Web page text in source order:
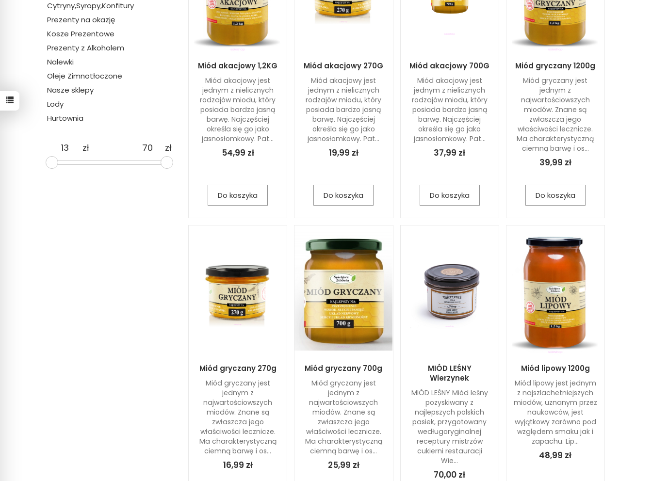
Miód akacjowy 1,2KG
Miód akacjowy jest
jednym z nielicznych
rodzajów miodu, który
posiada bardzo jasną
barwę. Najczęściej
określa się go jako
jasnosłomkowy. Pat...
54,99 zł
Do koszyka
Miód akacjowy 270G
Miód akacjowy jest
jednym z nielicznych
rodzajów miodu, który
posiada bardzo jasną
barwę. Najczęściej
określa się go jako
jasnosłomkowy. Pat...
19,99 zł
Do koszyka
Miód akacjowy 700G
Miód akacjowy jest
jednym z nielicznych
rodzajów miodu, który
posiada bardzo jasną
barwę. Najczęściej
określa się go jako
jasnosłomkowy. Pat...
37,99 zł
Do koszyka
Miód gryczany 1200g
Miód gryczany jest
jednym z
najwartościowszych
miodów. Znane są
zwłaszcza jego
właściwości lecznicze.
Ma charakterystyczną
ciemną barwę i os...
39,99 zł
Do koszyka
Miód gryczany 270g
Miód gryczany jest
jednym z
najwartościowszych
miodów. Znane są
zwłaszcza jego
właściwości lecznicze.
Ma charakterystyczną
ciemną barwę i os...
16,99 zł
Miód gryczany 700g
Miód gryczany jest
jednym z
najwartościowszych
miodów. Znane są
zwłaszcza jego
właściwości lecznicze.
Ma charakterystyczną
ciemną barwę i os...
25,99 zł
MIÓD LEŚNY
Wierzynek
MIÓD LEŚNY Miód leśny
pozyskiwany z
najlepszych polskich
pasiek, przygotowany
wedługoryginalnej
receptury mistrzów
cukierni restauracji
Wie...
70,00 zł
Miód lipowy 1200g
Miód lipowy jest jednym
z najszlachetniejszych
miodów, uznanym przez
naukowców, jest
wyjątkowy zarówno pod
względem smaku jak i
zapachu. Lip...
48,99 zł
Cytryny,Syropy,Konfitury
Prezenty na okazję
Kosze Prezentowe
Prezenty z Alkoholem
Nalewki
Oleje Zimnotłoczone
Nasze sklepy
Lody
Hurtownia
zł zł